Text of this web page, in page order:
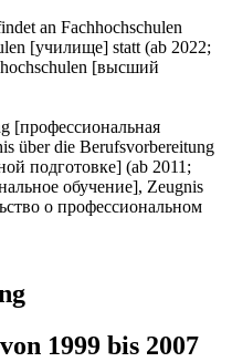
an Fachhochschulen
[училище] statt (ab 2022;
[высший
[профессиональная
über die Berufsvorbereitung
подготовке] (ab 2011;
обучение], Zeugnis
о профессиональном
1999 bis 2007